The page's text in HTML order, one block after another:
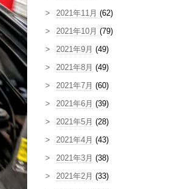
2021年11月 (62)
2021年10月 (79)
2021年9月 (49)
2021年8月 (49)
2021年7月 (60)
2021年6月 (39)
2021年5月 (28)
2021年4月 (43)
2021年3月 (38)
2021年2月 (33)